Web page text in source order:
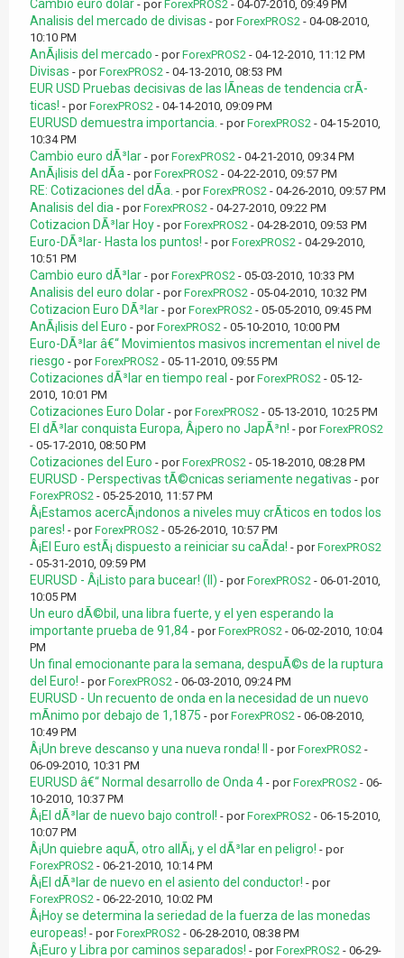
Cambio euro dolar - por ForexPROS2 - 04-07-2010, 09:49 PM
Analisis del mercado de divisas - porForexPROS2 - 04-08-2010,
10:10 PM
AnÃ¡lisis del mercado - porForexPROS2 - 04-12-2010, 11:12 PM
Divisas - porForexPROS2 - 04-13-2010, 08:53 PM
EUR USD Pruebas decisivas de las lÃ­neas de tendencia crÃ­
ticas! - porForexPROS2 - 04-14-2010, 09:09 PM
EURUSD demuestra importancia. - porForexPROS2 - 04-15-2010,
10:34 PM
Cambio euro dÃ³lar - porForexPROS2 - 04-21-2010, 09:34 PM
AnÃ¡lisis del dÃ­a - porForexPROS2 - 04-22-2010, 09:57 PM
RE: Cotizaciones del dÃ­a. - porForexPROS2 - 04-26-2010, 09:57 PM
Analisis del dia - porForexPROS2 - 04-27-2010, 09:22 PM
Cotizacion DÃ³lar Hoy - porForexPROS2 - 04-28-2010, 09:53 PM
Euro-DÃ³lar- Hasta los puntos! - porForexPROS2 - 04-29-2010,
10:51 PM
Cambio euro dÃ³lar - porForexPROS2 - 05-03-2010, 10:33 PM
Analisis del euro dolar - porForexPROS2 - 05-04-2010, 10:32 PM
Cotizacion Euro DÃ³lar - porForexPROS2 - 05-05-2010, 09:45 PM
AnÃ¡lisis del Euro - porForexPROS2 - 05-10-2010, 10:00 PM
Euro-DÃ³lar â€“ Movimientos masivos incrementan el nivel de
riesgo - porForexPROS2 - 05-11-2010, 09:55 PM
Cotizaciones dÃ³lar en tiempo real - porForexPROS2 - 05-12-
2010, 10:01 PM
Cotizaciones Euro Dolar - porForexPROS2 - 05-13-2010, 10:25 PM
El dÃ³lar conquista Europa, Â¡pero no JapÃ³n! - porForexPROS2
- 05-17-2010, 08:50 PM
Cotizaciones del Euro - porForexPROS2 - 05-18-2010, 08:28 PM
EURUSD - Perspectivas tÃ©cnicas seriamente negativas - por
ForexPROS2 - 05-25-2010, 11:57 PM
Â¡Estamos acercÃ¡ndonos a niveles muy crÃ­ticos en todos los
pares! - porForexPROS2 - 05-26-2010, 10:57 PM
Â¡El Euro estÃ¡ dispuesto a reiniciar su caÃ­da! - porForexPROS2
- 05-31-2010, 09:59 PM
EURUSD - Â¡Listo para bucear! (II) - porForexPROS2 - 06-01-2010,
10:05 PM
Un euro dÃ©bil, una libra fuerte, y el yen esperando la
importante prueba de 91,84 - porForexPROS2 - 06-02-2010, 10:04
PM
Un final emocionante para la semana, despuÃ©s de la ruptura
del Euro! - porForexPROS2 - 06-03-2010, 09:24 PM
EURUSD - Un recuento de onda en la necesidad de un nuevo
mÃ­nimo por debajo de 1,1875 - porForexPROS2 - 06-08-2010,
10:49 PM
Â¡Un breve descanso y una nueva ronda! II - porForexPROS2 -
06-09-2010, 10:31 PM
EURUSD â€“ Normal desarrollo de Onda 4 - porForexPROS2 - 06-
10-2010, 10:37 PM
Â¡El dÃ³lar de nuevo bajo control! - porForexPROS2 - 06-15-2010,
10:07 PM
Â¡Un quiebre aquÃ­, otro allÃ¡, y el dÃ³lar en peligro! - por
ForexPROS2 - 06-21-2010, 10:14 PM
Â¡El dÃ³lar de nuevo en el asiento del conductor! - por
ForexPROS2 - 06-22-2010, 10:02 PM
Â¡Hoy se determina la seriedad de la fuerza de las monedas
europeas! - porForexPROS2 - 06-28-2010, 08:38 PM
Â¡Euro y Libra por caminos separados! - porForexPROS2 - 06-29-